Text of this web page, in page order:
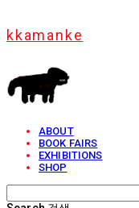
kkamanke
ABOUT
BOOK FAIRS
EXHIBITIONS
SHOP